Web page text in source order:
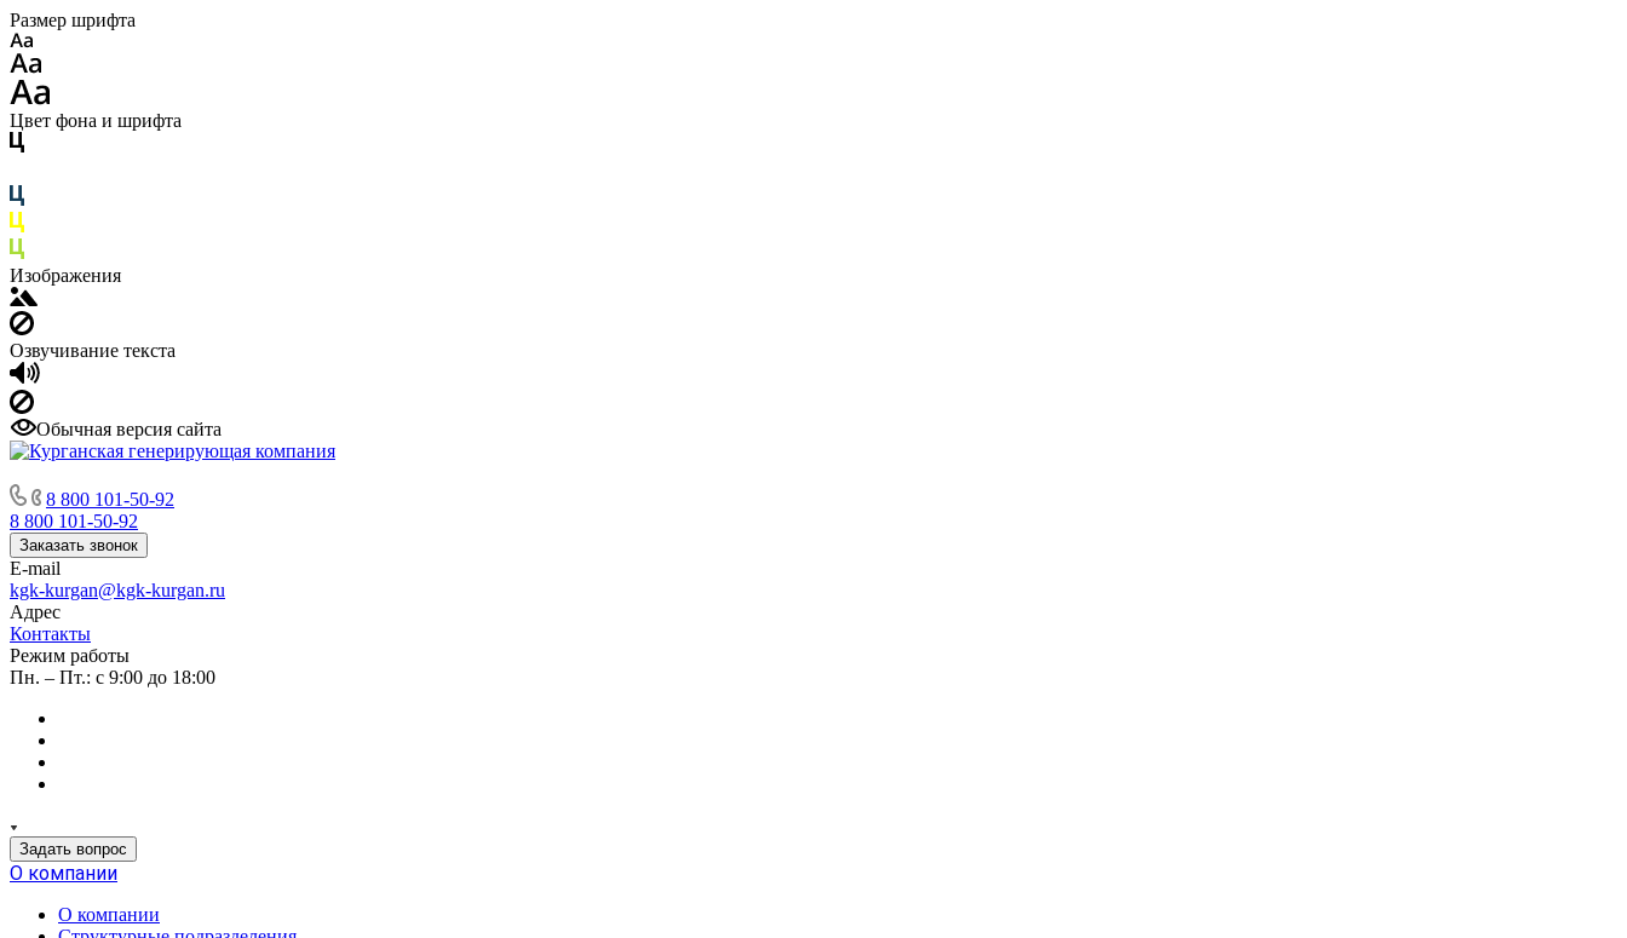
Размер шрифта
Цвет фона и шрифта
Изображения
Озвучивание текста
Обычная версия сайта
8 800 101-50-92
8 800 101-50-92
Заказать звонок
E-mail
kgk-kurgan@kgk-kurgan.ru
Адрес
Контакты
Режим работы
Пн. – Пт.: с 9:00 до 18:00
Задать вопрос
О компании
О компании